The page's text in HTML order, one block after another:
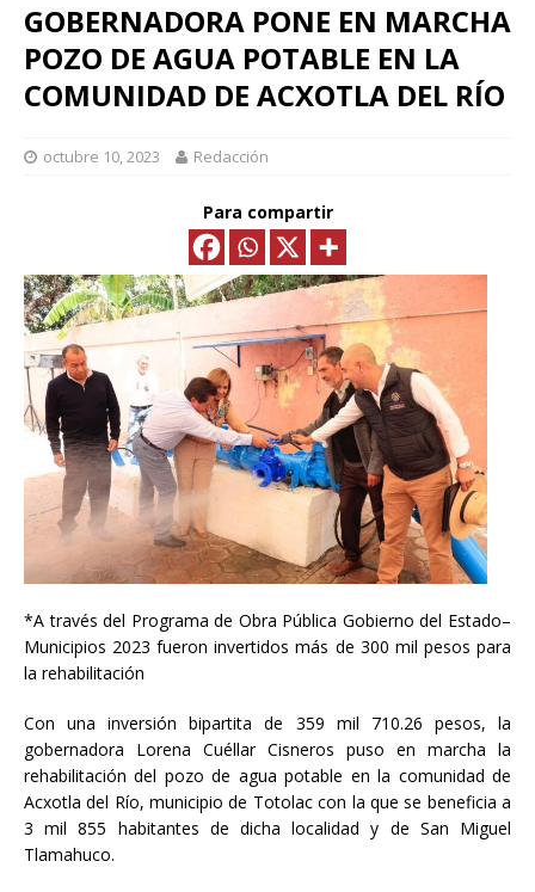
GOBERNADORA PONE EN MARCHA
POZO DE AGUA POTABLE EN LA
COMUNIDAD DE ACXOTLA DEL RÍO
octubre 10, 2023 Redacción
Para compartir
*A través del Programa de Obra Pública Gobierno del Estado–
Municipios 2023 fueron invertidos más de 300 mil pesos para
la rehabilitación
Con una inversión bipartita de 359 mil 710.26 pesos, la
gobernadora Lorena Cuéllar Cisneros puso en marcha la
rehabilitación del pozo de agua potable en la comunidad de
Acxotla del Río, municipio de Totolac con la que se beneficia a
3 mil 855 habitantes de dicha localidad y de San Miguel
Tlamahuco.